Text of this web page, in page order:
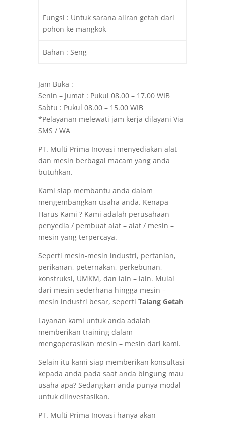
Fungsi : Untuk sarana aliran getah dari
pohon ke mangkok
Bahan : Seng
Jam Buka :
Senin – Jumat : Pukul 08.00 – 17.00 WIB
Sabtu : Pukul 08.00 – 15.00 WIB
*Pelayanan melewati jam kerja dilayani Via
SMS / WA
PT. Multi Prima Inovasi menyediakan alat
dan mesin berbagai macam yang anda
butuhkan.
Kami siap membantu anda dalam
mengembangkan usaha anda. Kenapa
Harus Kami ? Kami adalah perusahaan
penyedia / pembuat alat – alat / mesin –
mesin yang terpercaya.
Seperti mesin-mesin industri, pertanian,
perikanan, peternakan, perkebunan,
konstruksi, UMKM, dan lain – lain. Mulai
dari mesin sederhana hingga mesin –
mesin industri besar, seperti Talang Getah
Layanan kami untuk anda adalah
memberikan training dalam
mengoperasikan mesin – mesin dari kami.
Selain itu kami siap memberikan konsultasi
kepada anda pada saat anda bingung mau
usaha apa? Sedangkan anda punya modal
untuk diinvestasikan.
PT. Multi Prima Inovasi hanya akan